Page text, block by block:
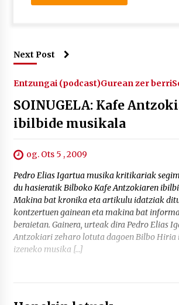
Next Post
Entzungai (podcast)Gurean zer berri
SOINUGELA: Kafe
ibilbide musikala
og. Ots 5 , 2009
Pedro Elias Igartua musika kritikariak
du hasieratik Bilboko Kafe Antzokiaren
Makina bat kronika eta artikulu idatziak
kontzertuen gainean eta makina bat
beraietan. Gainera, urteak dira Pedro Elias
Antzokiari zeharo lotuta dagoen Bilbo Hiria
izeneko musika […]